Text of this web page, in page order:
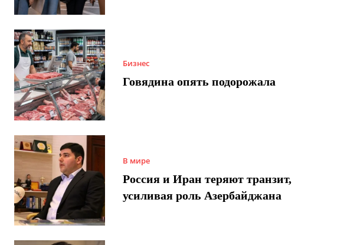
Бизнес
Говядина опять подорожала
В мире
Россия и Иран теряют транзит,
усиливая роль Азербайджана